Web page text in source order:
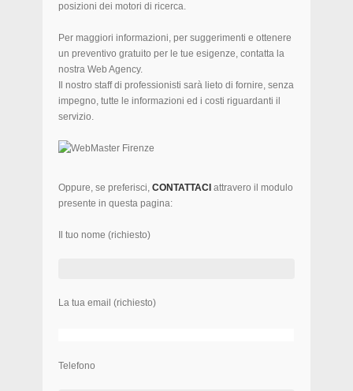
posizioni dei motori di ricerca.
Per maggiori informazioni, per suggerimenti e ottenere
un preventivo gratuito per le tue esigenze, contatta la
nostra Web Agency.
Il nostro staff di professionisti sarà lieto di fornire, senza
impegno, tutte le informazioni ed i costi riguardanti il
servizio.
Oppure, se preferisci, CONTATTACI attravero il modulo
presente in questa pagina:
Il tuo nome (richiesto)
La tua email (richiesto)
Telefono